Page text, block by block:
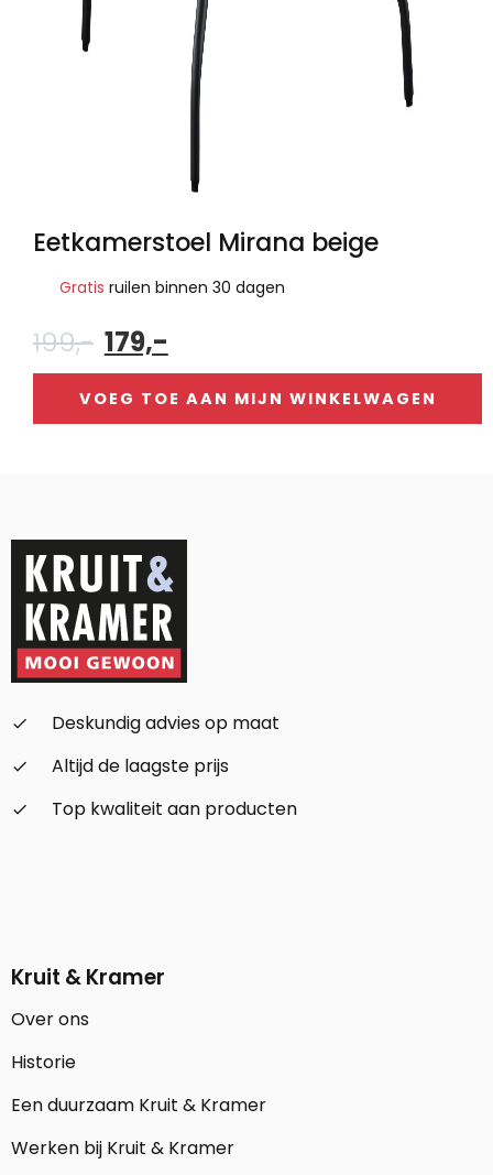
Eetkamerstoel Mirana beige
Gratis ruilen binnen 30 dagen
199,- Oorspronkelijke
prijs
was:
199,-.
179,-
prijs
is:
179,-.
VOEG TOE AAN MIJN WINKELWAGEN
check_small
Deskundig advies op maat
check_small
Altijd de laagste prijs
check_small
Top kwaliteit aan producten
Kruit & Kramer
Over ons
Historie
Een duurzaam Kruit & Kramer
Werken bij Kruit & Kramer